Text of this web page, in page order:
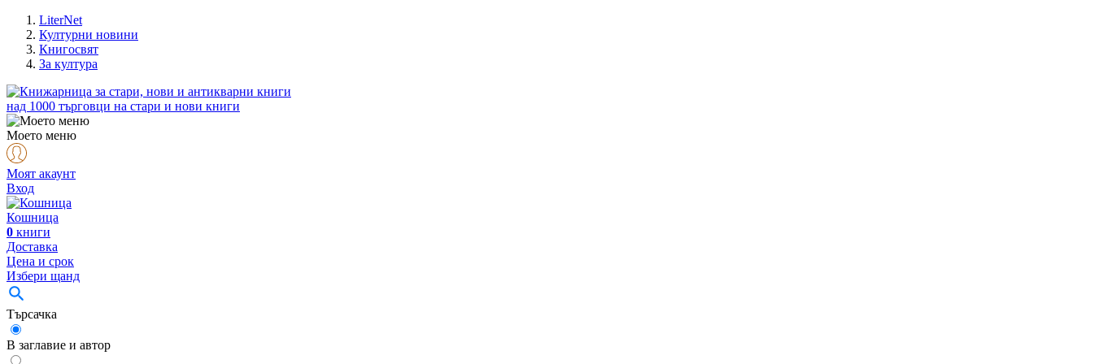
LiterNet
Културни новини
Книгосвят
За култура
над 1000 търговци на стари и нови книги
Моето меню
Моят акаунт
Вход
Кошница
0 книги
Доставка
Цена и срок
Избери щанд
Търсачка
В заглавие и автор